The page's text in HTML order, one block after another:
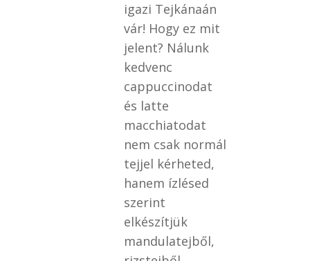
igazi Tejkánaán
vár! Hogy ez mit
jelent? Nálunk
kedvenc
cappuccinodat
és latte
macchiatodat
nem csak normál
tejjel kérheted,
hanem ízlésed
szerint
elkészítjük
mandulatejből,